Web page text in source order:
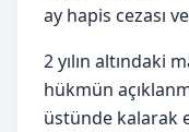
ay hapis cezası
2 yılın altındaki
hükmün
üstünde kalarak